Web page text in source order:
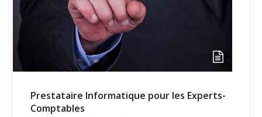
Prestataire Informatique pour les Experts-
Comptables